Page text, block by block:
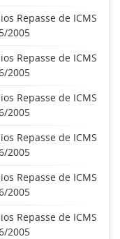
Repasse de ICMS
2005
Repasse de ICMS
2005
Repasse de ICMS
2005
Repasse de ICMS
2005
Repasse de ICMS
2005
Repasse de ICMS
2005